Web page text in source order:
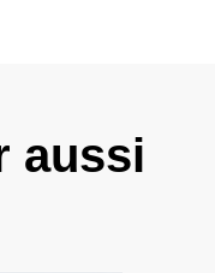
aussi